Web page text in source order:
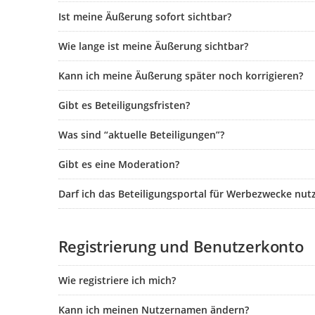
Ist meine Äußerung sofort sichtbar?
Wie lange ist meine Äußerung sichtbar?
Kann ich meine Äußerung später noch korrigieren?
Gibt es Beteiligungsfristen?
Was sind “aktuelle Beteiligungen”?
Gibt es eine Moderation?
Darf ich das Beteiligungsportal für Werbezwecke
Registrierung und Benutzerkonto
Wie registriere ich mich?
Kann ich meinen Nutzernamen ändern?